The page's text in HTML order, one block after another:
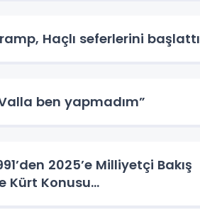
Haçlı seferlerini başlattı
ben yapmadım”
2025’e Milliyetçi Bakış
Kürt Konusu…